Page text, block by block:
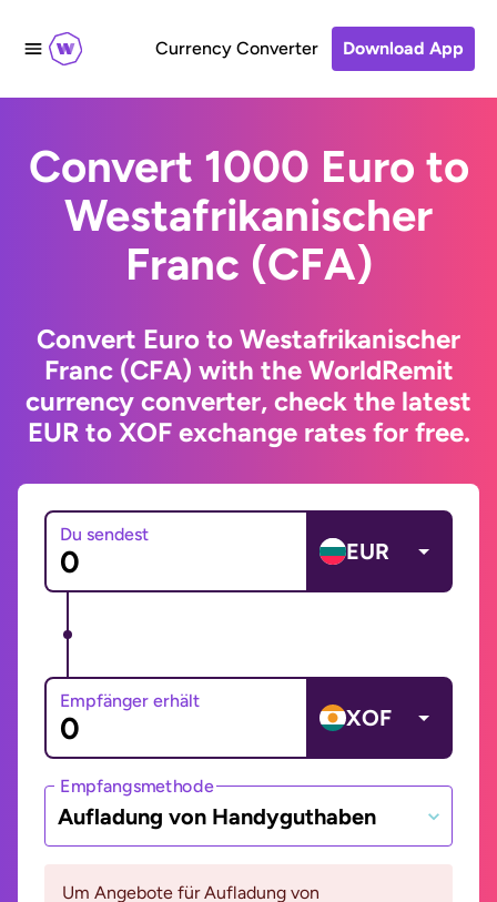
Currency Converter Download App
Convert 1000 Euro to
Westafrikanischer
Franc (CFA)
Convert Euro to Westafrikanischer
Franc (CFA) with the WorldRemit
currency converter, check the latest
EUR to XOF exchange rates for free.
Du sendest
EUR
Empfänger erhält
XOF
Empfangsmethode
Aufladung von Handyguthaben
Um Angebote für Aufladung von